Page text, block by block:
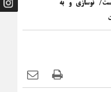
است/ نوسازي و به‌